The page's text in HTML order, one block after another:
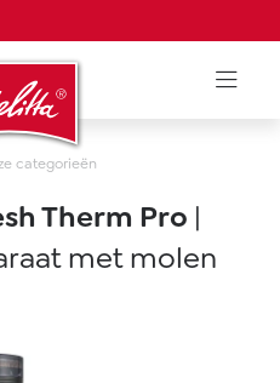
categorieën
Therm Pro |
met molen